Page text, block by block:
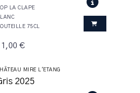
LA CLAPE
75CL
€
MIRE L'ETANG
2025